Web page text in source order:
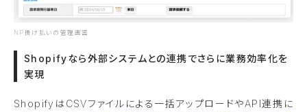
NP掛け払いの管理画面
Shopifyなら外部システムとの連携でさらに業務効率化を
実現
ShopifyはCSVファイルによる一括アップロードやAPI連携に